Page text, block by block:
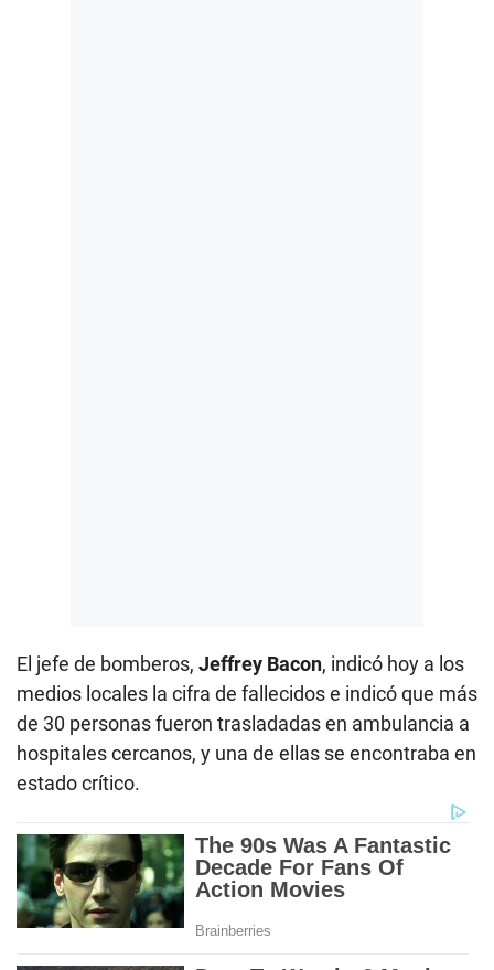
El jefe de bomberos, Jeffrey Bacon, indicó hoy a los
medios locales la cifra de fallecidos e indicó que más
de 30 personas fueron trasladadas en ambulancia a
hospitales cercanos, y una de ellas se encontraba en
estado crítico.